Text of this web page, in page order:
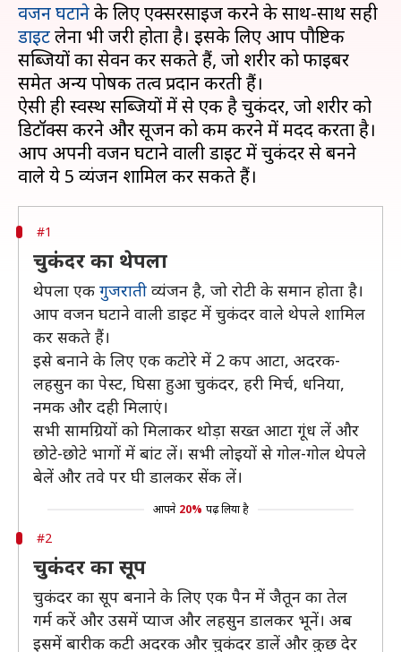
वजन घटानेके लिए एक्सरसाइज करने के साथ-साथ सही
डाइटलेना भी जरूरी होता है। इसके लिए आप पौष्टिक
सब्जियों का सेवन कर सकते हैं, जो शरीर को फाइबर
समेत अन्य पोषक तत्व प्रदान करती हैं।
ऐसी ही स्वस्थ सब्जियों में से एक है चुकंदर, जो शरीर को
डिटॉक्स करने और सूजन को कम करने में मदद करता है।
आप अपनी वजन घटाने वाली डाइट में चुकंदर से बनने
#1
चुकंदर का थेपला
थेपला एक गुजराती व्यंजन है, जो रोटी के समान होता है।
आप वजन घटाने वाली डाइट में चुकंदर वाले थेपले शामिल
कर सकते हैं।
इसे बनाने के लिए एक कटोरे में 2 कप आटा, अदरक-
लहसुन का पेस्ट, घिसा हुआ चुकंदर, हरी मिर्च, धनिया,
नमक और दही मिलाएं।
सभी सामग्रियों को मिलाकर थोड़ा सख्त आटा गूंध लें और
छोटे-छोटे भागों में बांट लें। सभी लोइयों से गोल-गोल थेपले
बेलें और तवे पर घी डालकर सेंक लें।
आपने 20% पढ़ लिया है
#2
चुकंदर का सूप
चुकंदर का सूप बनाने के लिए एक पैन में जैतून का तेल
गर्म करें और उसमें प्याज और लहसुन डालकर भूनें। अब
इसमें बारीक कटी अदरक और चुकंदर डालें और कुछ देर